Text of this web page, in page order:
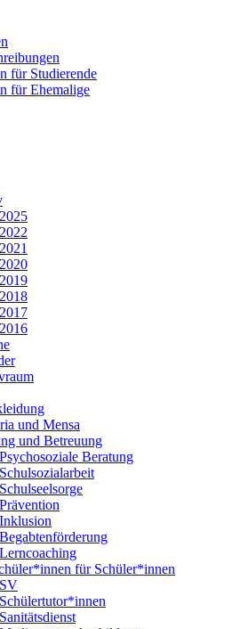
für Studierende
für Ehemalige
2025
2022
2021
2020
2019
2018
2017
2016
und Mensa
und Betreuung
Psychosoziale Beratung
Schulsozialarbeit
Schulseelsorge
Prävention
Inklusion
Begabtenförderung
Lerncoaching
für Schüler*innen
SV
Schülertutor*innen
Sanitätsdienst